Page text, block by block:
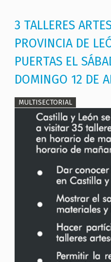
3 TALLERES
PROVINCIA DE
PUERTAS EL
DOMINGO 12 DE
MULTISECTORIAL